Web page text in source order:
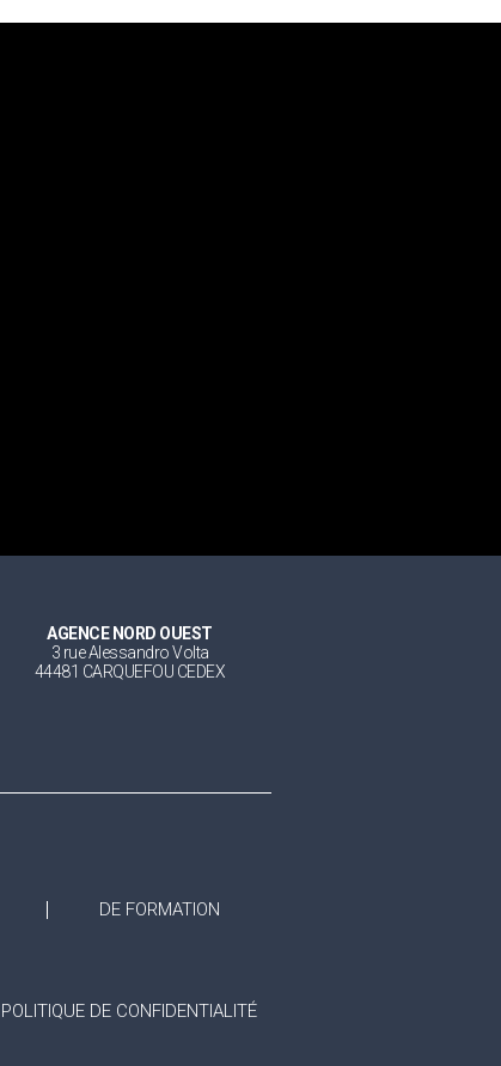
AGENCE NORD OUEST
3 rue Alessandro Volta
44481 CARQUEFOU CEDEX
DE FORMATION
POLITIQUE DE CONFIDENTIALITÉ